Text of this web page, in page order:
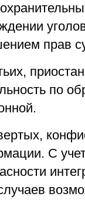
прав
по
С